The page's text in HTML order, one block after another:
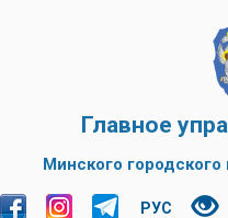
Главное
Минского городского
РУС